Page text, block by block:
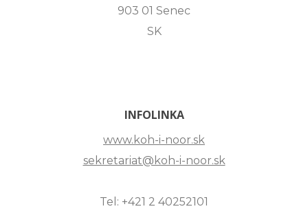
903 01 Senec
SK
INFOLINKA
www.koh-i-noor.sk
sekretariat@koh-i-noor.sk
Tel: +421 2 40252101